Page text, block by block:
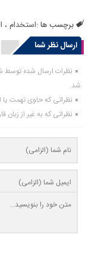
برچسب ها :استخدام ،
ارسال نظر شما
انتشار یافته : 0
نظرات ارسال شده توسط
شد.
نظراتی که حاوی تهمت یا
نظراتی که به غیر از